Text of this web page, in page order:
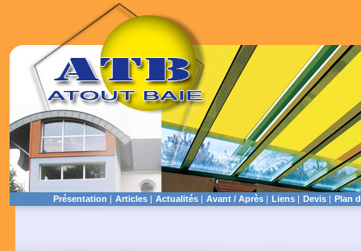
Présentation | Articles | Actualités | Avant / Après | Liens | Devis | Plan